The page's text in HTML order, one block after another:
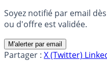
Soyez notifié par email
ou d'offre est validée.
M'alerter par email
Partager : X (Twitter)